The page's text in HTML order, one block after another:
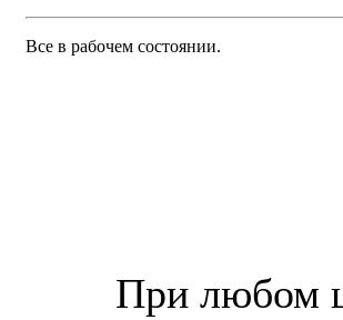
Все в рабочем состоянии.
При любом